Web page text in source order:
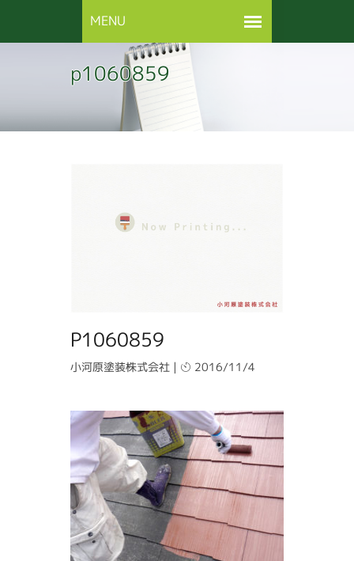
p1060859
P1060859
小河原塗装株式会社 | 2016/11/4